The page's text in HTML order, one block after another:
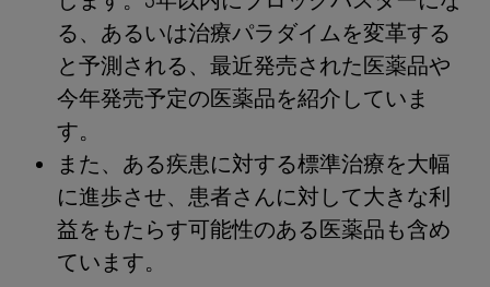
る、あるいは治療パラダイムを変革する
と予測される、最近発売された医薬品や
今年発売予定の医薬品を紹介していま
す。
また、ある疾患に対する標準治療を大幅
に進歩させ、患者さんに対して大きな利
益をもたらす可能性のある医薬品も含め
ています。